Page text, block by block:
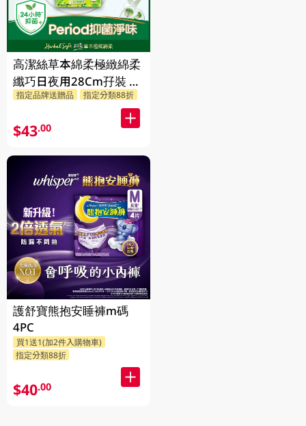
高潔絲草本綿柔極緻綿柔
纖巧日夜用28Cm孖裝 2
X 10PC
指定品牌送贈品 指定分類88折
$43.00
護舒寶熊抱安睡褲m碼
4PC
買1送1(加2件入購物車)
指定分類88折
$40.00